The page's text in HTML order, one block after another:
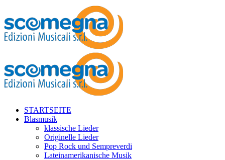
STARTSEITE
Blasmusik
klassische Lieder
Originelle Lieder
Pop Rock und Sempreverdi
Lateinamerikanische Musik